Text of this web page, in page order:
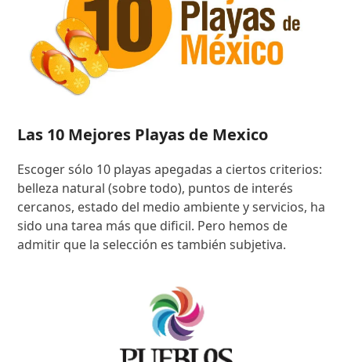
Las 10 Mejores Playas de Mexico
Escoger sólo 10 playas apegadas a ciertos criterios:
belleza natural (sobre todo), puntos de interés
cercanos, estado del medio ambiente y servicios, ha
sido una tarea más que dificil. Pero hemos de
admitir que la selección es también subjetiva.